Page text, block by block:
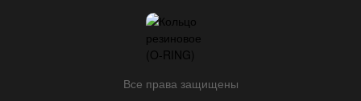
Все права защищены